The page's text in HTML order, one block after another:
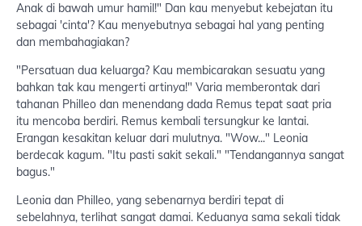
Anak di bawah umur hamil!" Dan kau menyebut kebejatan itu
sebagai 'cinta'? Kau menyebutnya sebagai hal yang penting
dan membahagiakan?
"Persatuan dua keluarga? Kau membicarakan sesuatu yang
bahkan tak kau mengerti artinya!" Varia memberontak dari
tahanan Philleo dan menendang dada Remus tepat saat pria
itu mencoba berdiri. Remus kembali tersungkur ke lantai.
Erangan kesakitan keluar dari mulutnya. "Wow..." Leonia
berdecak kagum. "Itu pasti sakit sekali." "Tendangannya sangat
bagus."
Leonia dan Philleo, yang sebenarnya berdiri tepat di
sebelahnya, terlihat sangat damai. Keduanya sama sekali tidak